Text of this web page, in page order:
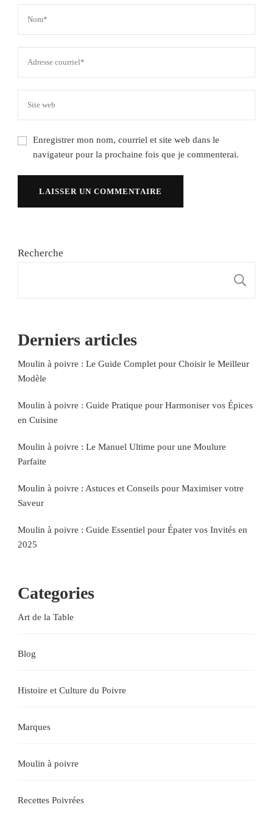
Enregistrer mon nom, courriel et site web dans le
navigateur pour la prochaine fois que je commenterai.
Recherche
Derniers articles
Moulin à poivre : Le Guide Complet pour Choisir le Meilleur
Modèle
Moulin à poivre : Guide Pratique pour Harmoniser vos Épices
en Cuisine
Moulin à poivre : Le Manuel Ultime pour une Moulure
Parfaite
Moulin à poivre : Astuces et Conseils pour Maximiser votre
Saveur
Moulin à poivre : Guide Essentiel pour Épater vos Invités en
2025
Categories
Art de la Table
Blog
Histoire et Culture du Poivre
Marques
Moulin à poivre
Recettes Poivrées